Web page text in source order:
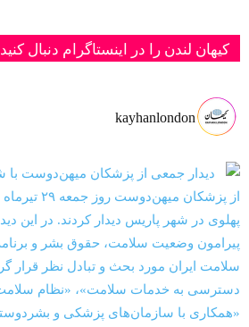
کیهان لندن را در اینستاگرام دنبال کنید
kayhanlondon